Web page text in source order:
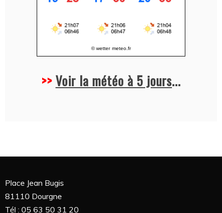
© wetter meteo.fr
>>Voir la météo à 5 jours...
Place Jean Bugis
81110 Dourgne
Tél : 05 63 50 31 20